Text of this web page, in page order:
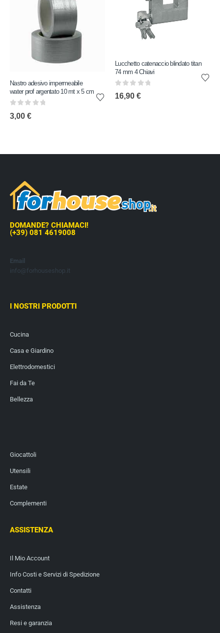
Nastro adesivo impermeabile
water prof argentato 10 mt x 5 cm
3,00 €
Lucchetto catenaccio blindato titan
74 mm 4 Chiavi
0 out of 5
16,90 €
DOMANDE? CHIAMACI!
(+39) 081 4619008
Email
info@forhouseshop.it
I NOSTRI PRODOTTI
Cucina
Casa e Giardino
Elettrodomestici
Fai da Te
Bellezza
Giocattoli
Utensili
Estate
Complementi
ASSISTENZA
Il Mio Account
Info Costi e Servizi di Spedizione
Contatti
Assistenza
Resi e garanzia